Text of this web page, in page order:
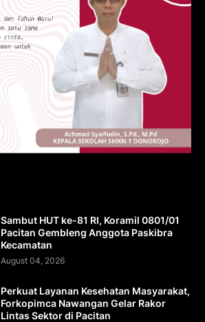
Sambut HUT ke-81 RI, Koramil 0801/01
Pacitan Gembleng Anggota Paskibra
Kecamatan
August 04, 2026
Perkuat Layanan Kesehatan Masyarakat,
Forkopimca Nawangan Gelar Rakor
Lintas Sektor di Pacitan